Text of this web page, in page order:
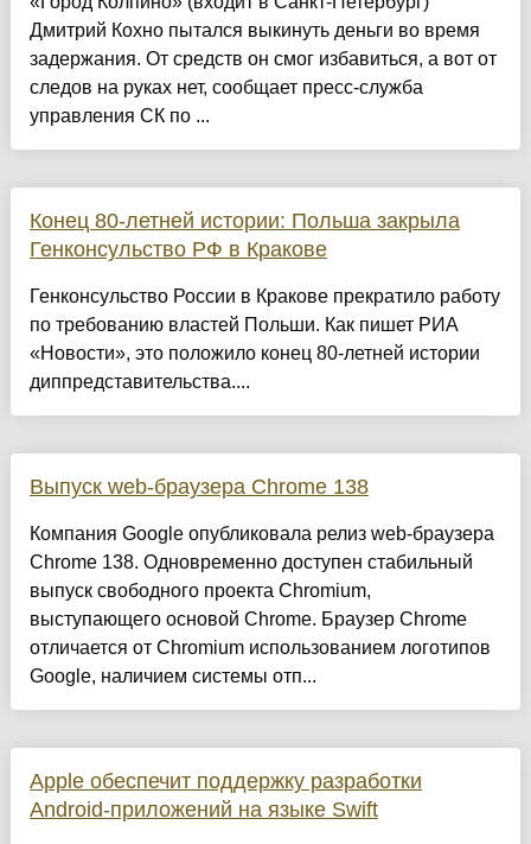
Дмитрий Кохно пытался выкинуть деньги во время
задержания. От средств он смог избавиться, а вот от
следов на руках нет, сообщает пресс-служба
управления СК по ...
Конец 80-летней истории: Польша закрыла
Генконсульство РФ в Кракове
Генконсульство России в Кракове прекратило работу
по требованию властей Польши. Как пишет РИА
«Новости», это положило конец 80-летней истории
диппредставительства....
Выпуск web-браузера Chrome 138
Компания Google опубликовала релиз web-браузера
Chrome 138. Одновременно доступен стабильный
выпуск свободного проекта Chromium,
выступающего основой Chrome. Браузер Chrome
отличается от Chromium использованием логотипов
Google, наличием системы отп...
Apple обеспечит поддержку разработки
Android-приложений на языке Swift